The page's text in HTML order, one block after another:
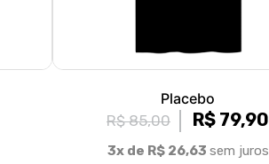
Placebo
R$ 85,00
R$ 79,90
3x de R$ 26,63 sem juros